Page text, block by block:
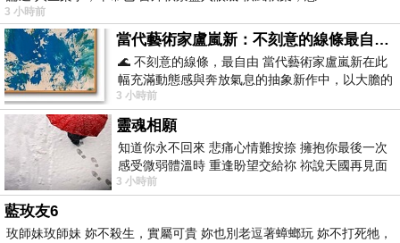
3 小時前
當代藝術家盧嵐新：不刻意的線條最自由，讓色彩流動、筆觸自己說話
🌊 不刻意的線條，最自由 當代藝術家盧嵐新在此
幅充滿動態感與奔放氣息的抽象新作中，以大膽的
藍色顏料在白色畫布上揮灑、壓印與流淌
3 小時前
靈魂相願
知道你永不回來 悲痛心情難按捺 擁抱你最後一次
感受微弱體溫時 重逢盼望交給祢 祢說天國再見面
此刻忍淚說別離 他日靈魂再
3 小時前
藍玫友6
玫師妹玫師妹 妳不殺生，實屬可貴 妳也別老逗著蟑螂玩 妳不打死牠，